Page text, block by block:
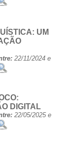
UM
22/11/2024 e
DIGITAL
22/05/2025 e